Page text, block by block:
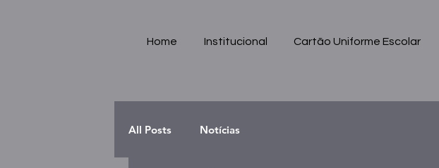
Home Institucional Cartão Uniforme Escolar
All Posts Notícias